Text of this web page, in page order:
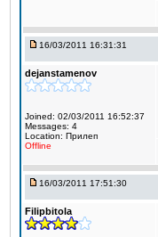
16/03/2011 16:31:31
dejanstamenov
Joined: 02/03/2011 16:52:37
Messages: 4
Location: Прилеп
Offline
16/03/2011 17:51:30
Filipbitola